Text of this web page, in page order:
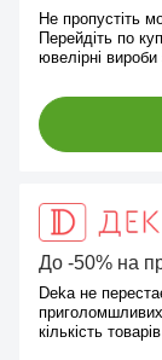
Не пропустіть
Перейдіть по
ювелірні
До -50% на
Deka не
кількість